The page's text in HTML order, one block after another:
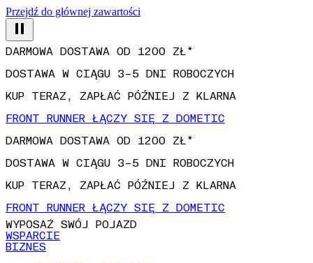
Przejdź do głównej zawartości
DOSTAWA W CIĄGU 3–5 DNI ROBOCZYCH
KUP TERAZ, ZAPŁAĆ PÓŹNIEJ Z KLARNA
FRONT RUNNER ŁĄCZY SIĘ Z DOMETIC
DARMOWA DOSTAWA OD 1200 ZŁ*
DOSTAWA W CIĄGU 3–5 DNI ROBOCZYCH
KUP TERAZ, ZAPŁAĆ PÓŹNIEJ Z KLARNA
FRONT RUNNER ŁĄCZY SIĘ Z DOMETIC
WYPOSAŻ SWÓJ POJAZD
WSPARCIE
BIZNES